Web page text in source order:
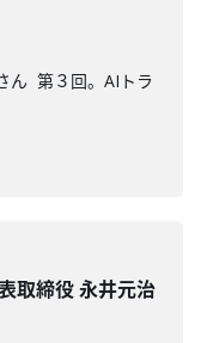
ん 第３回。AIトラ
取締役 永井元治